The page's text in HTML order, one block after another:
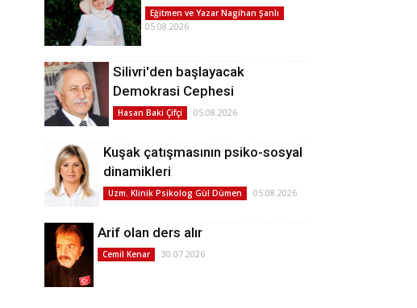
Eğitmen ve Yazar Nagihan Şanlı
05.08.2026
Silivri'den başlayacak
Demokrasi Cephesi
Hasan Baki Çifçi 05.08.2026
Kuşak çatışmasının psiko-sosyal
dinamikleri
Uzm. Klinik Psikolog Gül Dümen 05.08.2026
Arif olan ders alır
Cemil Kenar 30.07.2026